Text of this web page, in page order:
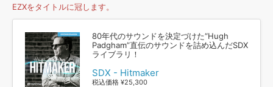
EZXをタイトルに冠します。
80年代のサウンドを決定づけた“Hugh
Padgham”直伝のサウンドを詰め込んだSDX
ライブラリ！
SDX - Hitmaker
税込価格 ¥25,300